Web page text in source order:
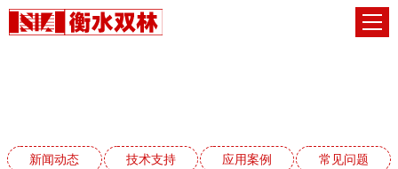
新闻动态 技术支持 应用案例 常见问题